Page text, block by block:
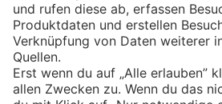
Eishockey